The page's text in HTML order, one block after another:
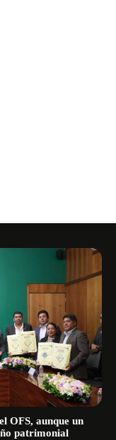
OFS, aunque un
patrimonial